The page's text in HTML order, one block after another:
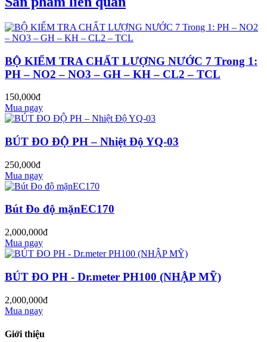
BỘ KIỂM TRA CHẤT LƯỢNG NƯỚC 7 Trong 1:
PH – NO2 – NO3 – GH – KH – CL2 – TCL
150,000đ
Mua ngay
BÚT ĐO ĐỘ PH – Nhiệt Độ YQ-03
250,000đ
Mua ngay
Bút Đo độ mặnEC170
2,000,000đ
Mua ngay
BÚT ĐO PH - Dr.meter PH100 (NHẬP MỸ)
2,000,000đ
Mua ngay
Giới thiệu